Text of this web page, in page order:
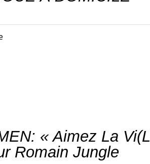
« Aimez La
Romain Jungle